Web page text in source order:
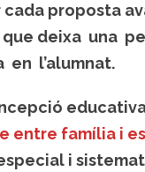
cada proposta
que deixa una
en l’alumnat.
entre família i
i